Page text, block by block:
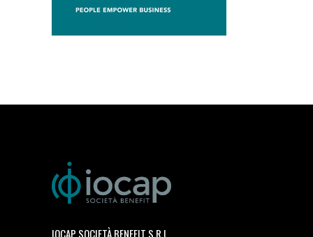
IOCAP SOCIETÀ BENEFIT S.R.L.